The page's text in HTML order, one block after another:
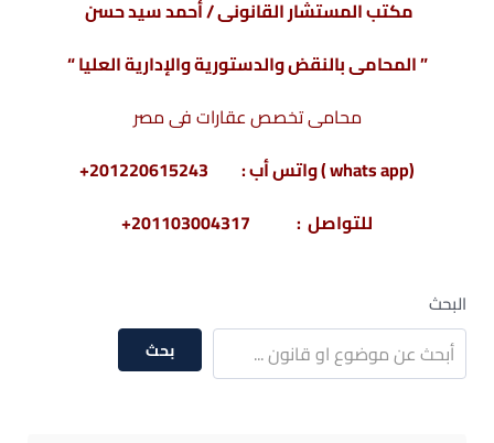
مكتب المستشار القانونى / أحمد سيد حسن
” المحامى بالنقض والدستورية والإدارية العليا “
محامى تخصص عقارات فى مصر
(whats app ) واتس أب : 201220615243+
للتواصل : 201103004317+
البحث
بحث